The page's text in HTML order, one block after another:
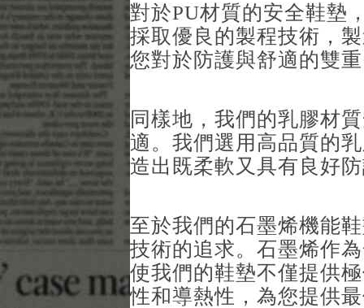
對於PU材質的安全鞋墊
採取優良的製程技術，
您對於防護與舒適的雙
同樣地，我們的乳膠材
適。我們選用高品質的
造出既柔軟又具有良好
至於我們的石墨烯機能
技術的追求。石墨烯作
使我們的鞋墊不僅提供
性和導熱性，為您提供